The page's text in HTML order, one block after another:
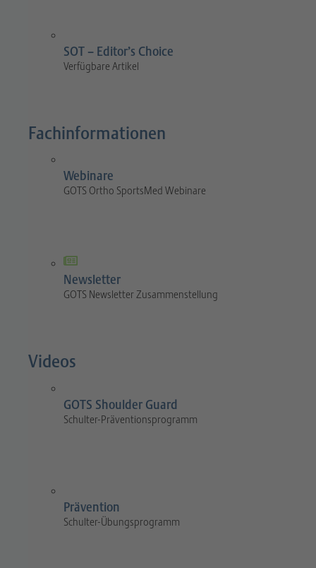
SOT – Editor’s Choice
Verfügbare Artikel
Fachinformationen
Webinare
GOTS Ortho SportsMed Webinare
Newsletter
GOTS Newsletter Zusammenstellung
Videos
GOTS Shoulder Guard
Schulter-Präventionsprogramm
Prävention
Schulter-Übungsprogramm